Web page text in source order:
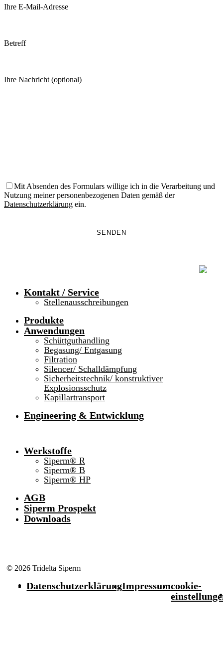
Ihre E-Mail-Adresse
Betreff
Ihre Nachricht (optional)
Mit Absenden des Formulars willige ich in die Verarbeitung und
Nutzung meiner personenbezogenen Daten gemäß der
Datenschutzerklärung ein.
Kontakt / Service
Stellenausschreibungen
Produkte
Anwendungen
Schüttguthandling
Begasung/ Entgasung
Filtration
Silencer/ Schalldämpfung
Sicherheitstechnik/ konstruktiver
Explosionsschutz
Kapillartransport
Engineering & Entwicklung
Werkstoffe
Siperm® R
Siperm® B
Siperm® HP
AGB
Siperm Prospekt
Downloads
© 2026 Tridelta Siperm
DatenschutzerklärungImpressumcookie-